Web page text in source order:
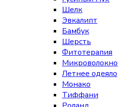
Шелк
Эвкалипт
Бамбук
Шерсть
Фитотерапия
Микроволокно
Летнее одеяло
Монако
Тиффани